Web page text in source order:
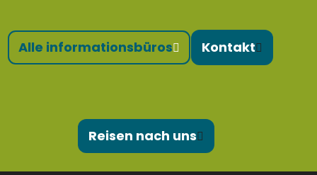
Alle informationsbüros Kontakt
Reisen nach uns